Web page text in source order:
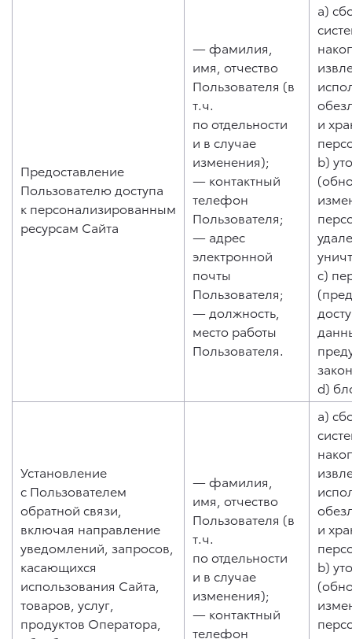
Предоставление
Пользователю доступа
к персонализированным
ресурсам Сайта
— фамилия,
имя, отчество
Пользователя (в
т.ч.
по отдельности
и в случае
изменения);
— контактный
телефон
Пользователя;
— адрес
электронной
почты
Пользователя;
— должность,
место работы
Пользователя.
a)
и
b)
c)
d)
Установление
с Пользователем
обратной связи,
включая направление
уведомлений, запросов,
касающихся
использования Сайта,
товаров, услуг,
продуктов Оператора,
— фамилия,
имя, отчество
Пользователя (в
т.ч.
по отдельности
и в случае
изменения);
— контактный
телефон
a)
и
b)